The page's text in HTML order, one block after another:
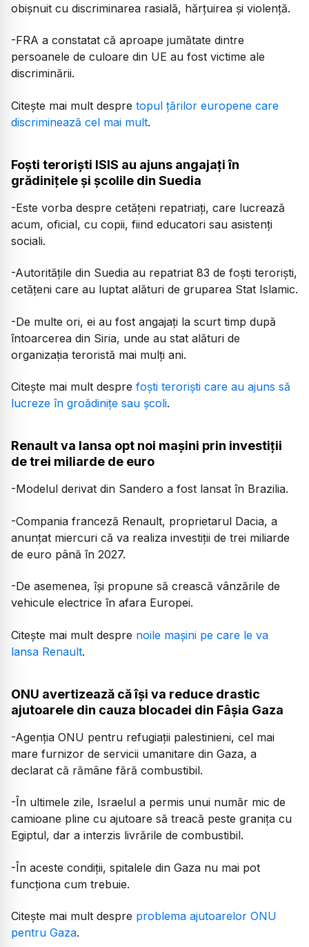
obișnuit cu discriminarea rasială, hărțuirea și violență.
-FRA a constatat că aproape jumătate dintre
persoanele de culoare din UE au fost victime ale
discriminării.
Citește mai mult despre topul țărilor europene care
discriminează cel mai mult.
Foști teroriști ISIS au ajuns angajați în
grădinițele și școlile din Suedia
-Este vorba despre cetățeni repatriați, care lucrează
acum, oficial, cu copii, fiind educatori sau asistenți
sociali.
-Autoritățile din Suedia au repatriat 83 de foști teroriști,
cetățeni care au luptat alături de gruparea Stat Islamic.
-De multe ori, ei au fost angajați la scurt timp după
întoarcerea din Siria, unde au stat alături de
organizația teroristă mai mulți ani.
Citește mai mult despre foști teroriști care au ajuns să
lucreze în groădinițe sau școli.
Renault va lansa opt noi mașini prin investiții
de trei miliarde de euro
-Modelul derivat din Sandero a fost lansat în Brazilia.
-Compania franceză Renault, proprietarul Dacia, a
anunțat miercuri că va realiza investiții de trei miliarde
de euro până în 2027.
-De asemenea, își propune să crească vânzările de
vehicule electrice în afara Europei.
Citește mai mult despre noile mașini pe care le va
lansa Renault.
ONU avertizează că își va reduce drastic
ajutoarele din cauza blocadei din Fâșia Gaza
-Agenția ONU pentru refugiații palestinieni, cel mai
mare furnizor de servicii umanitare din Gaza, a
declarat că rămâne fără combustibil.
-În ultimele zile, Israelul a permis unui număr mic de
camioane pline cu ajutoare să treacă peste granița cu
Egiptul, dar a interzis livrările de combustibil.
-În aceste condiții, spitalele din Gaza nu mai pot
funcționa cum trebuie.
Citește mai mult despre problema ajutoarelor ONU
pentru Gaza.